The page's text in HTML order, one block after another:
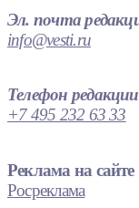
Эл. почта
info@vesti.ru
Телефон редакции
+7 495 232 63 33
Реклама на сайте
Росреклама